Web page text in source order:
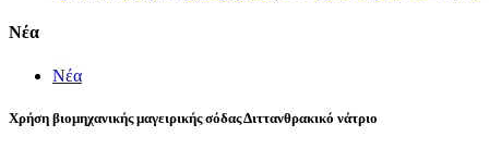
Νέα
Νέα
Χρήση βιομηχανικής μαγειρικής σόδας Διττανθρακικό νάτριο